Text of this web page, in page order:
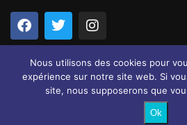
@2024 – Tous droits réservés.
Nous utilisons des cookies pour
expérience sur notre site web. Si
site, nous supposerons que
Ok